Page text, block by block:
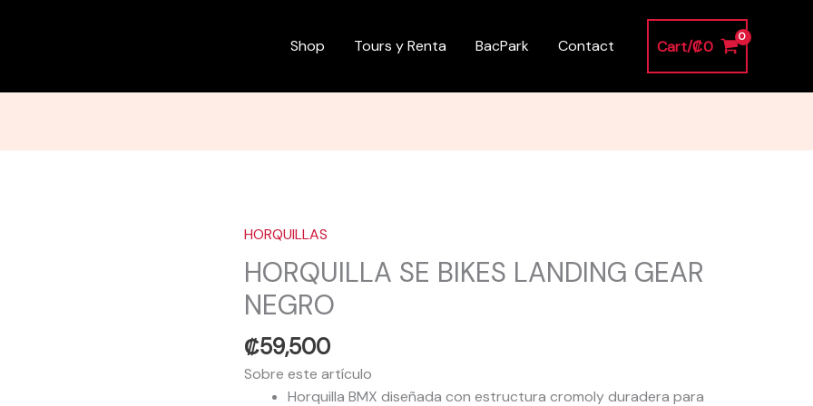
Shop Tours y Renta BacPark Contact Cart/₡0
HORQUILLAS
HORQUILLA SE BIKES LANDING GEAR
NEGRO
₡59,500
Sobre este artículo
Horquilla BMX diseñada con estructura cromoly duradera para
HORQUILLA
SE
BIKES
LANDING
NEGRO
cantidad